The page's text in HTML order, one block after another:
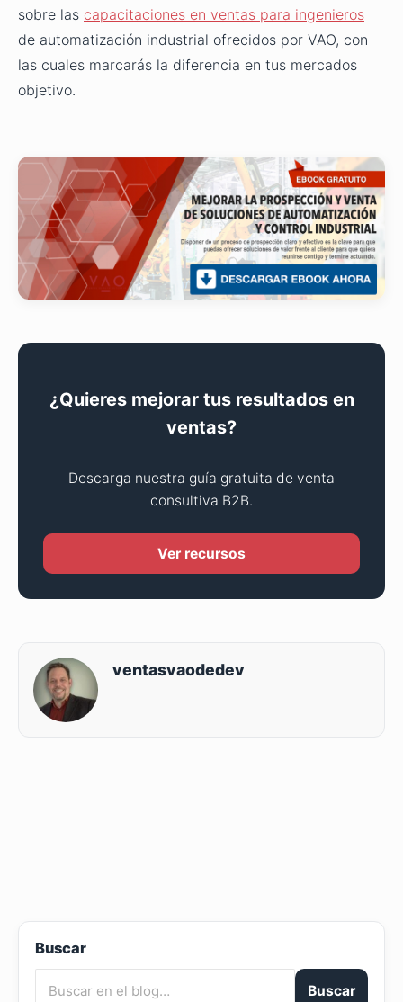
sobre las capacitaciones en ventas para ingenieros
de automatización industrial ofrecidos por VAO, con
las cuales marcarás la diferencia en tus mercados
objetivo.
¿Quieres mejorar tus resultados en
ventas?
Descarga nuestra guía gratuita de venta
consultiva B2B.
Ver recursos
ventasvaodedev
Buscar
Buscar